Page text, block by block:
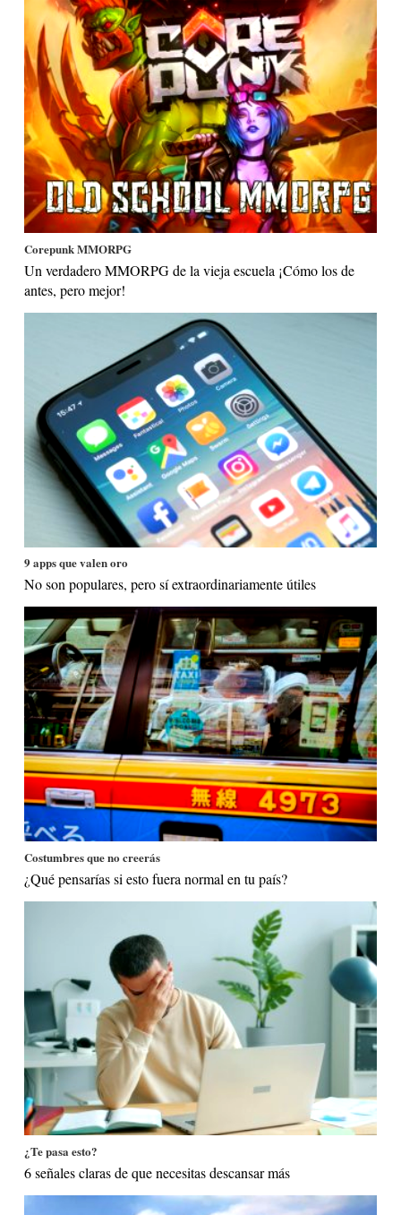
Corepunk MMORPG
Un verdadero MMORPG de la vieja escuela ¡Cómo los de
antes, pero mejor!
9 apps que valen oro
No son populares, pero sí extraordinariamente útiles
Costumbres que no creerás
¿Qué pensarías si esto fuera normal en tu país?
¿Te pasa esto?
6 señales claras de que necesitas descansar más